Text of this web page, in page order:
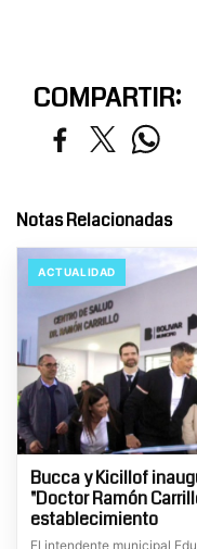
COMPARTIR:
Notas Relacionadas
ACTUALIDAD
Bucca y Kicillof
"Doctor Ramón
establecimiento
El intendente municipal